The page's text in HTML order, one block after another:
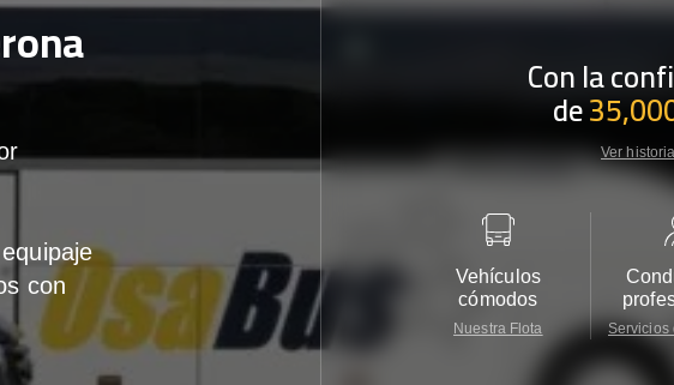
con
Con la
de
Ver
Vehículos
cómodos
Nuestra Flota Servicios